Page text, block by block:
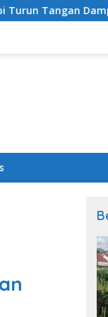
Petani di